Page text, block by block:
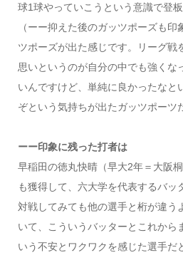
球1球やっていこうという意識で登板
（ーー抑えた後のガッツポーズも
ツポーズが出た感じです。リーグ戦
思いというのが自分の中でも強くな
いんですけど、単純に良かったなと
ぞという気持ちが出たガッツポーツ
ーー印象に残った打者は
早稲田の徳丸快晴（早大2年＝大阪
も獲得して、六大学を代表するバッ
対戦してみても他の選手と桁が違う
いて、こういうバッターとこれから
いう不安とワクワクを感じた選手だ